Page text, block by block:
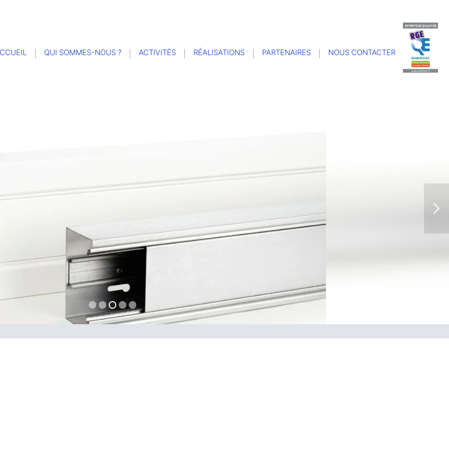
QUI SOMMES-NOUS ? ACTIVITÉS RÉALISATIONS PARTENAIRES NOUS CONTACTER